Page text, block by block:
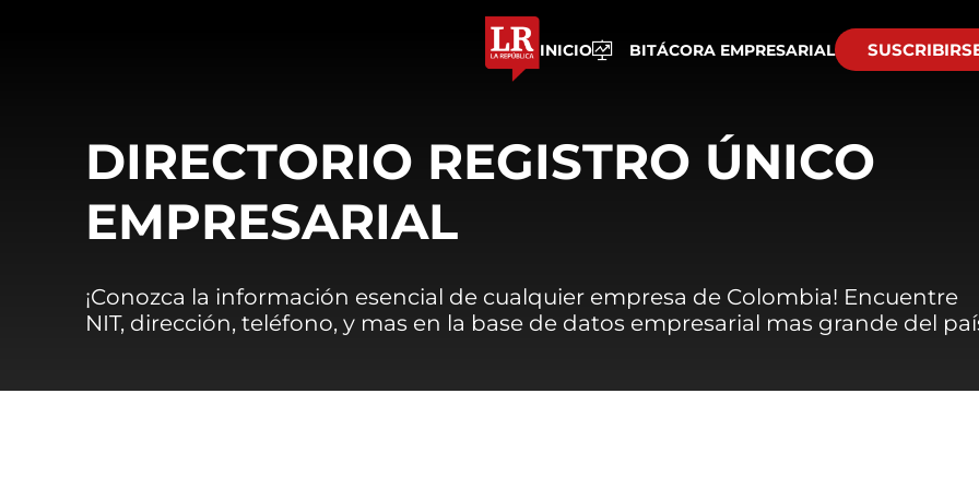
INICIO BITÁCORA EMPRESARIAL
DIRECTORIO REGISTRO ÚNICO
EMPRESARIAL
¡Conozca la información esencial de cualquier empresa de Colombia! Encuentre
NIT, dirección, teléfono, y mas en la base de datos empresarial mas grande del